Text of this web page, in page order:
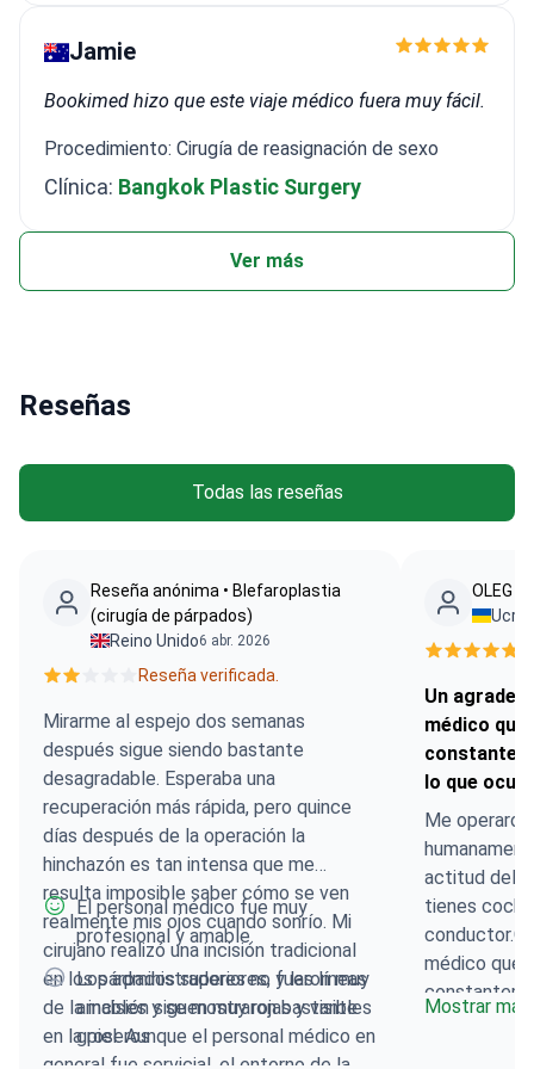
Jamie
Bookimed hizo que este viaje médico fuera muy fácil.
Procedimiento: Cirugía de reasignación de sexo
Clínica: Bangkok Plastic Surgery
Ver más
Reseñas
Todas las reseñas
Reseña anónima • Blefaroplastia
(cirugía de párpados)
Reino Unido6 abr. 2026
Reseña verificada.
Mirarme al espejo dos semanas
después sigue siendo bastante
desagradable. Esperaba una
recuperación más rápida, pero quince
días después de la operación la
hinchazón es tan intensa que me
resulta imposible saber cómo se ven
realmente mis ojos cuando sonrío. Mi
cirujano realizó una incisión tradicional
en los párpados superiores, y las líneas
de la incisión siguen muy rojas y visibles
en la piel. Aunque el personal médico en
El personal médico fue muy
profesional y amable.
Los administradores no fueron muy
amables y se mostraron bastante
groseros
OLEG -
Un
médico
lo que
Me
actitud del
tienes
médico que
que pasaba
Mostrar más